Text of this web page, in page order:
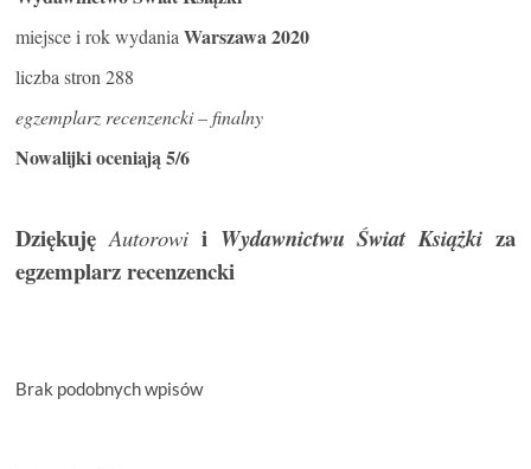
miejsce i rok wydania Warszawa 2020
liczba stron 288
egzemplarz recenzencki – finalny
Nowalijki oceniają 5/6
DziękujęAutorowi i Wydawnictwu Świat Książkiza
egzemplarz recenzencki
Brak podobnych wpisów